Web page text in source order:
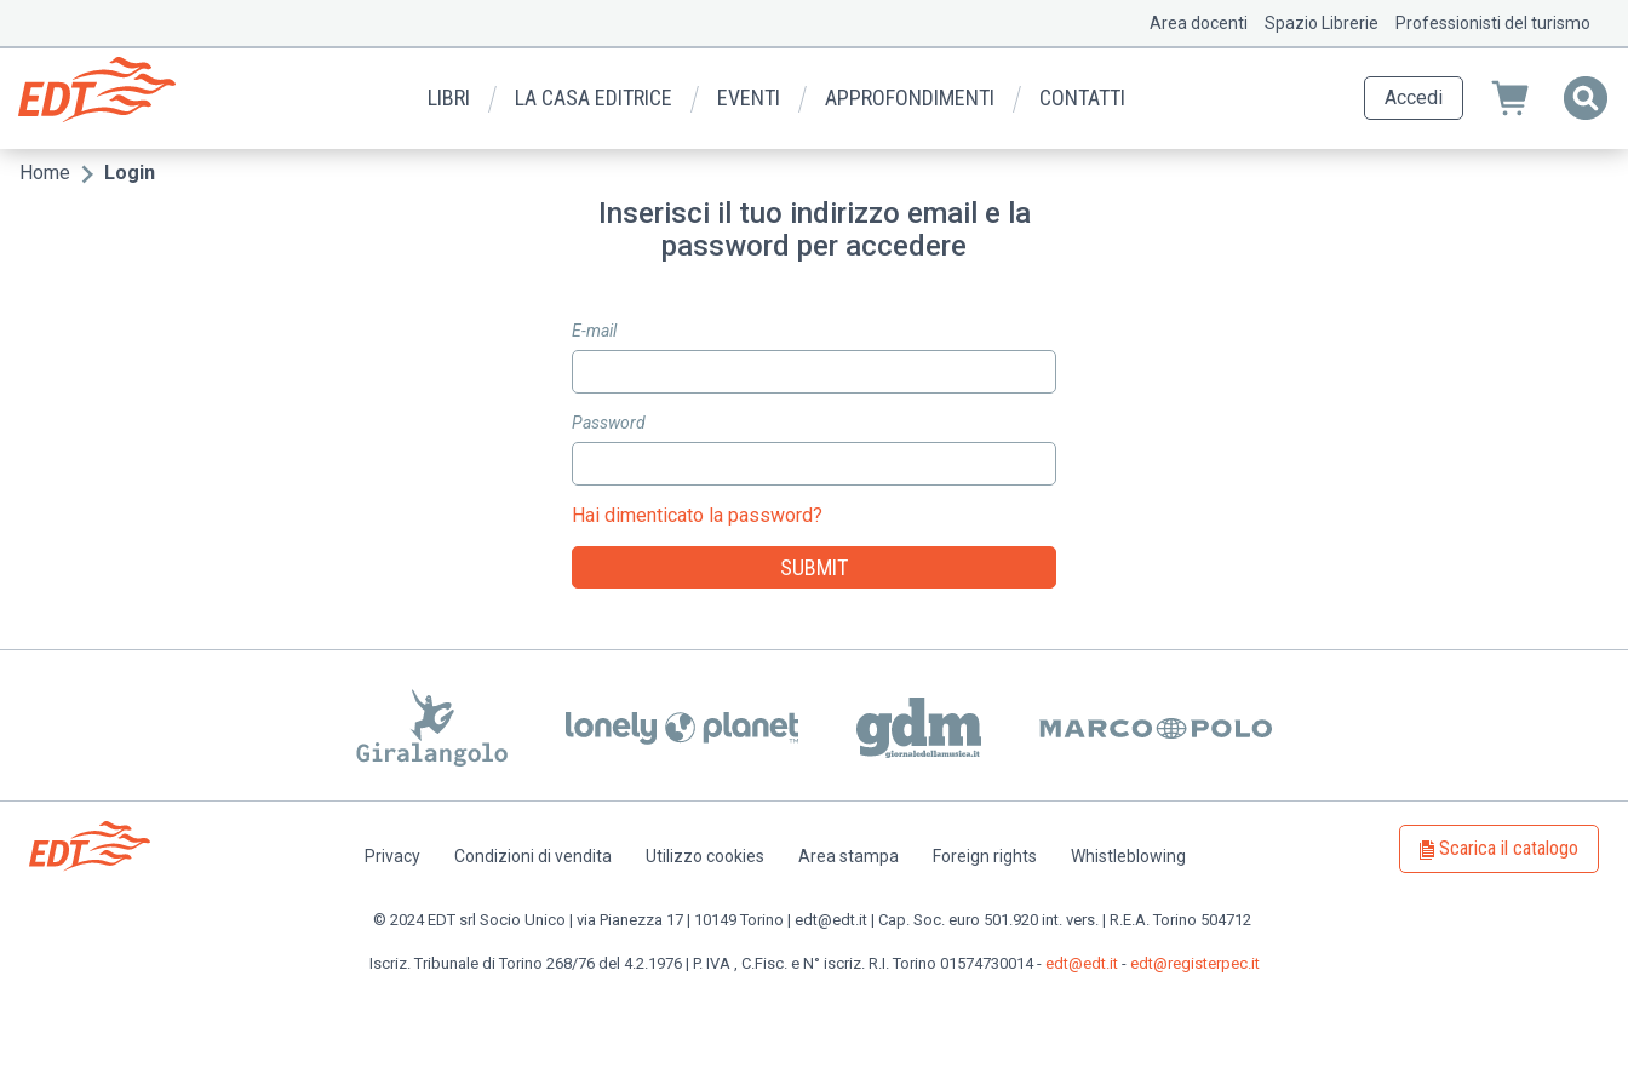
contenuto
principale
Menu
secondario
Area docenti Spazio Librerie Professionisti del turismo
LIBRI LA CASA EDITRICE EVENTI APPROFONDIMENTI CONTATTI Accedi
Briciole
Home Login
Inserisci il tuo indirizzo email e la
password per accedere
E-mail
Password
Hai dimenticato la password?
Privacy Condizioni di vendita Utilizzo cookies Area stampa Foreign rights Whistleblowing Scarica il catalogo
© 2024 EDT srl Socio Unico | via Pianezza 17 | 10149 Torino | edt@edt.it | Cap. Soc. euro 501.920 int. vers. | R.E.A. Torino 504712
Iscriz. Tribunale di Torino 268/76 del 4.2.1976 | P. IVA , C.Fisc. e N° iscriz. R.I. Torino 01574730014 - edt@edt.it- edt@registerpec.it